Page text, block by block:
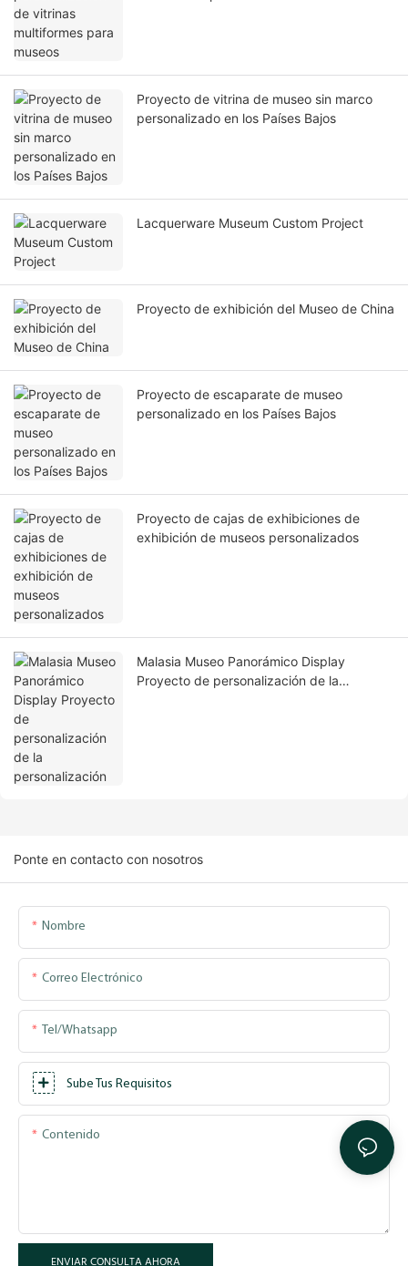
Proyecto de vitrina de museo sin marco
personalizado en los Países Bajos
Lacquerware Museum Custom Project
Proyecto de exhibición del Museo de China
Proyecto de escaparate de museo
personalizado en los Países Bajos
Proyecto de cajas de exhibiciones de
exhibición de museos personalizados
Malasia Museo Panorámico Display
Proyecto de personalización de la
Ponte en contacto con nosotros
Nombre
Correo Electrónico
Tel/whatsapp
Sube Tus Requisitos
Contenido